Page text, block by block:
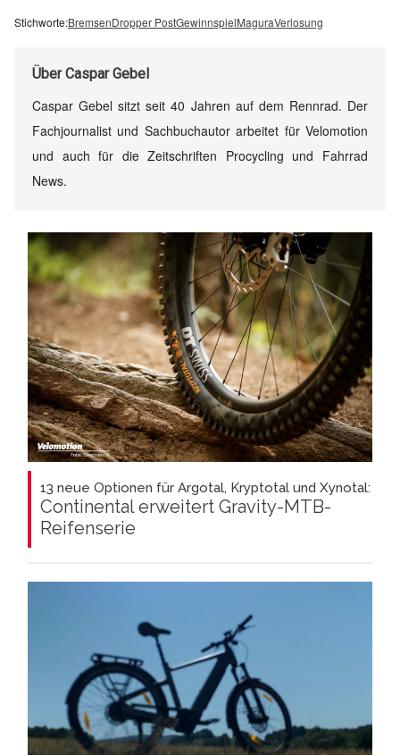
Stichworte:BremsenDropper PostGewinnspielMaguraVerlosung
ÜberCaspar Gebel
Caspar Gebel sitzt seit 40 Jahren auf dem Rennrad. Der
Fachjournalist und Sachbuchautor arbeitet für Velomotion
und auch für die Zeitschriften Procycling und Fahrrad
News.
13 neue Optionen für Argotal, Kryptotal und Xynotal:
Continental erweitert Gravity-MTB-
Reifenserie